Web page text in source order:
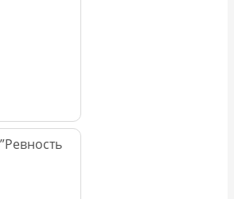
Ревность